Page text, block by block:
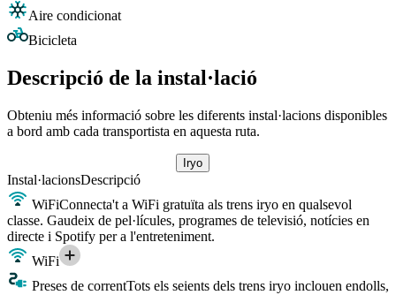
Aire condicionat
Bicicleta
Descripció de la instal·lació
Obteniu més informació sobre les diferents instal·lacions disponibles
a bord amb cada transportista en aquesta ruta.
Iryo
Instal·lacionsDescripció
WiFiConnecta't a WiFi gratuïta als trens iryo en qualsevol
classe. Gaudeix de pel·lícules, programes de televisió, notícies en
directe i Spotify per a l'entreteniment.
WiFi
Preses de correntTots els seients dels trens iryo inclouen endolls,